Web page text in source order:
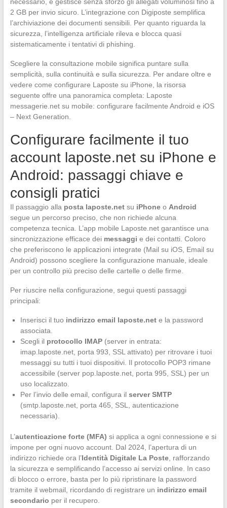
2 GB per invio sicuro. L’integrazione con Digiposte semplifica
l’archiviazione dei documenti sensibili. Per quanto riguarda la
sicurezza, l’intelligenza artificiale rileva e blocca quasi
sistematicamente i tentativi di phishing.
Scegliere la consultazione mobile significa puntare sulla
semplicità, sulla continuità e sulla sicurezza. Per andare oltre e
vedere come configurare Laposte su iPhone, la risorsa
seguente offre una panoramica completa: Laposte
messagerie.net su mobile: configurare facilmente Android e iOS
– Next Generation.
Configurare facilmente il tuo
account laposte.net su iPhone e
Android: passaggi chiave e
consigli pratici
Il passaggio alla posta laposte.netsu iPhoneo Android
segue un percorso preciso, che non richiede alcuna
competenza tecnica. L’app mobile Laposte.net garantisce una
sincronizzazione efficace dei messaggi e dei contatti. Coloro
che preferiscono le applicazioni integrate (Mail su iOS, Email su
Android) possono scegliere la configurazione manuale, ideale
per un controllo più preciso delle cartelle o delle firme.
Per riuscire nella configurazione, segui questi passaggi
principali:
Inserisci il tuo indirizzo email laposte.nete la password
associata.
Scegli il protocollo IMAP(server in entrata:
imap.laposte.net, porta 993, SSL attivato) per ritrovare i tuoi
messaggi su tutti i tuoi dispositivi. Il protocollo POP3 rimane
accessibile (server pop.laposte.net, porta 995, SSL) per un
uso localizzato.
Per l’invio delle email, configura il server SMTP
(smtp.laposte.net, porta 465, SSL, autenticazione
necessaria).
L’autenticazione forte (MFA) si applica a ogni connessione e si
impone per ogni nuovo account. Dal 2024, l’apertura di un
indirizzo richiede ora l’Identità Digitale La Poste, rafforzando
la sicurezza e semplificando l’accesso ai servizi online. In caso
di blocco o errore, basta per lo più ripristinare la password
tramite il webmail, ricordando di registrare un indirizzo email
secondario per il recupero.